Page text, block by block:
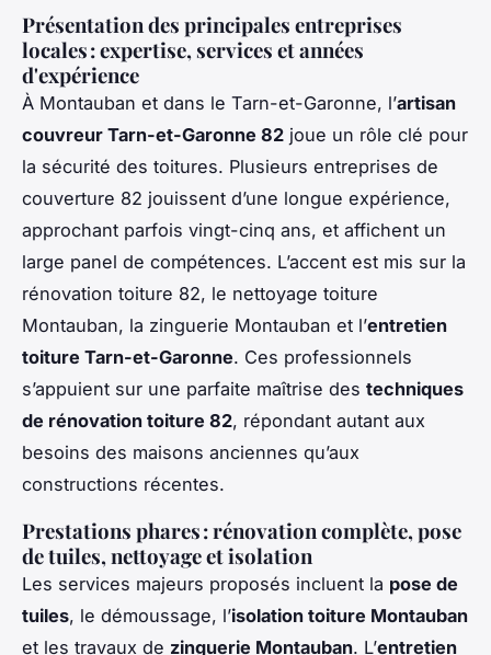
Présentation des principales entreprises
locales : expertise, services et années
d'expérience
À Montauban et dans le Tarn-et-Garonne, l’artisan
couvreur Tarn-et-Garonne 82 joue un rôle clé pour
la sécurité des toitures. Plusieurs entreprises de
couverture 82 jouissent d’une longue expérience,
approchant parfois vingt-cinq ans, et affichent un
large panel de compétences. L’accent est mis sur la
rénovation toiture 82, le nettoyage toiture
Montauban, la zinguerie Montauban et l’entretien
toiture Tarn-et-Garonne. Ces professionnels
s’appuient sur une parfaite maîtrise des techniques
de rénovation toiture 82, répondant autant aux
besoins des maisons anciennes qu’aux
constructions récentes.
Prestations phares : rénovation complète, pose
de tuiles, nettoyage et isolation
Les services majeurs proposés incluent la pose de
tuiles, le démoussage, l’isolation toiture Montauban
et les travaux de zinguerie Montauban. L’entretien